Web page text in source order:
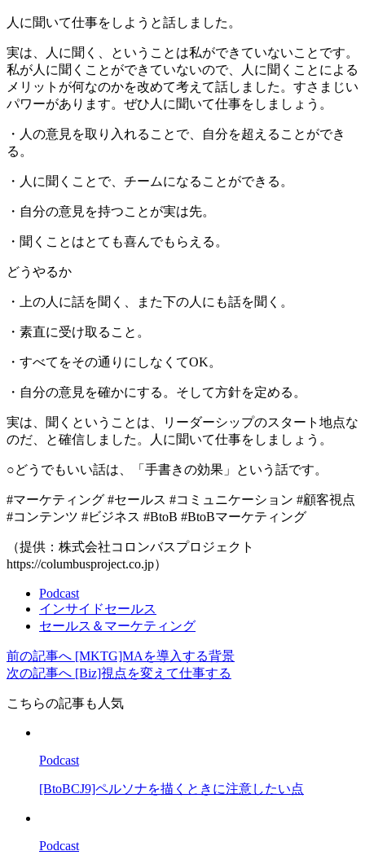
人に聞いて仕事をしようと話しました。
実は、人に聞く、ということは私ができていないことです。
私が人に聞くことができていないので、人に聞くことによる
メリットが何なのかを改めて考えて話しました。すさまじい
パワーがあります。ぜひ人に聞いて仕事をしましょう。
・人の意見を取り入れることで、自分を超えることができ
る。
・人に聞くことで、チームになることができる。
・自分の意見を持つことが実は先。
・聞くことはとても喜んでもらえる。
どうやるか
・上の人に話を聞く、また下の人にも話を聞く。
・素直に受け取ること。
・すべてをその通りにしなくてOK。
・自分の意見を確かにする。そして方針を定める。
実は、聞くということは、リーダーシップのスタート地点な
のだ、と確信しました。人に聞いて仕事をしましょう。
○どうでもいい話は、「手書きの効果」という話です。
#マーケティング #セールス #コミュニケーション #顧客視点
#コンテンツ #ビジネス #BtoB #BtoBマーケティング
（提供：株式会社コロンバスプロジェクト
https://columbusproject.co.jp）
Podcast
インサイドセールス
セールス＆マーケティング
前の記事へ [MKTG]MAを導入する背景
次の記事へ [Biz]視点を変えて仕事する
こちらの記事も人気
Podcast
[BtoBCJ9]ペルソナを描くときに注意したい点
Podcast